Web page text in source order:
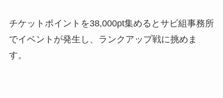
チケットポイントを38,000pt集めるとサビ組事務所
でイベントが発生し、ランクアップ戦に挑めま
す。